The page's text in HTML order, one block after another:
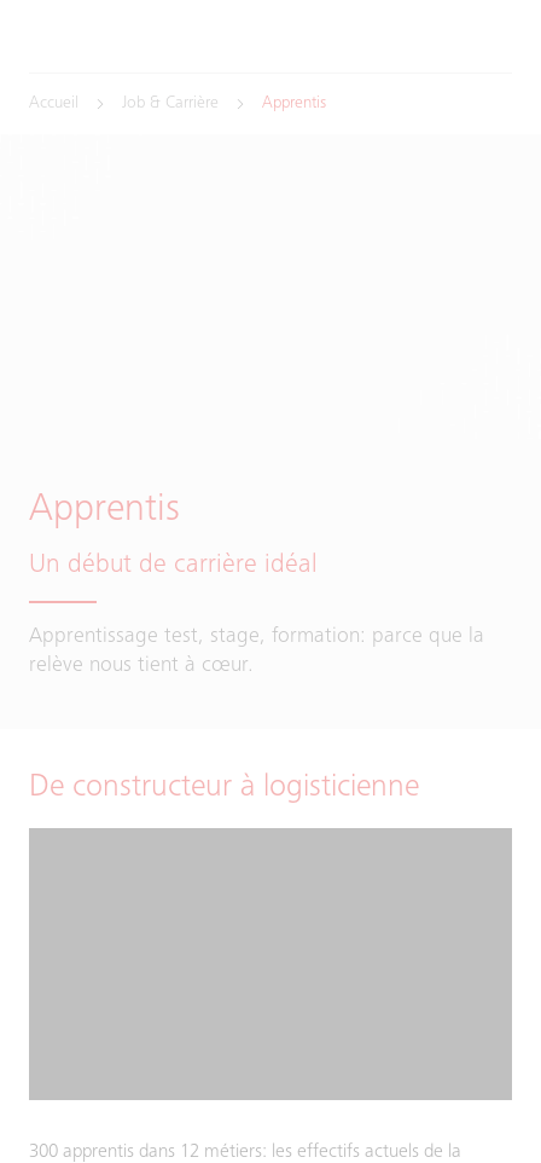
Accueil Job & Carrière Apprentis
Apprentis
Un début de carrière idéal
Apprentissage test, stage, formation: parce que la
relève nous tient à cœur.
De constructeur à logisticienne
300 apprentis dans 12 métiers: les effectifs actuels de la